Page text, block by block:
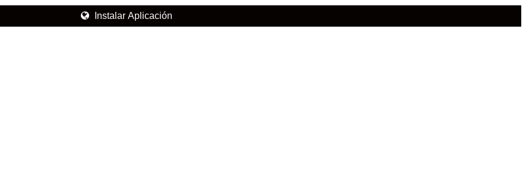
Instalar Aplicación